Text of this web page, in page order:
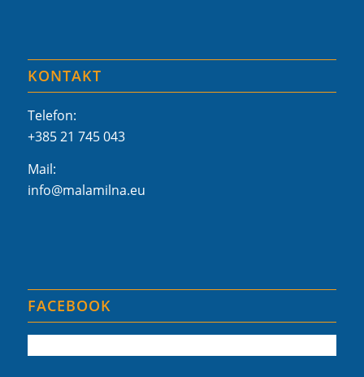
KONTAKT
Telefon:
+385 21 745 043
Mail:
info@malamilna.eu
FACEBOOK